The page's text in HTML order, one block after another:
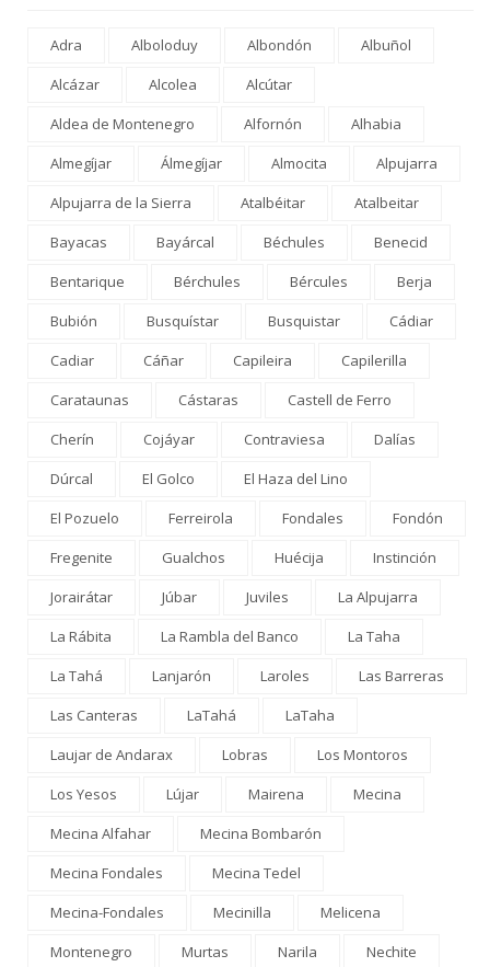
Adra Alboloduy Albondón
Albuñol
Alcázar
Alcolea
Alcútar
Aldea de Montenegro
Alfornón
Alhabia
Almegíjar
Álmegíjar Almocita
Alpujarra
Alpujarra de la Sierra
Atalbéitar
Atalbeitar
Bayacas
Bayárcal Béchules
Benecid
Bentarique
Bérchules Bércules
Berja
Bubión
Busquístar Busquistar
Cádiar
Cadiar
Cáñar Capileira
Capilerilla
Carataunas
Cástaras
Castell de Ferro
Cherín
Cojáyar Contraviesa
Dalías
Dúrcal
El Golco
El Haza del Lino
El Pozuelo
Ferreirola Fondales
Fondón
Fregenite
Gualchos Huécija
Instinción
Jorairátar
Júbar Juviles
La Alpujarra
La Rábita
La Rambla del Banco
La Taha
La Tahá
Lanjarón Laroles
Las Barreras
Las Canteras
LaTahá
LaTaha
Laujar de Andarax
Lobras
Los Montoros
Los Yesos
Lújar Mairena
Mecina
Mecina Alfahar
Mecina Bombarón
Mecina Fondales
Mecina Tedel
Mecina-Fondales
Mecinilla
Melicena
Montenegro
Murtas Narila
Nechite